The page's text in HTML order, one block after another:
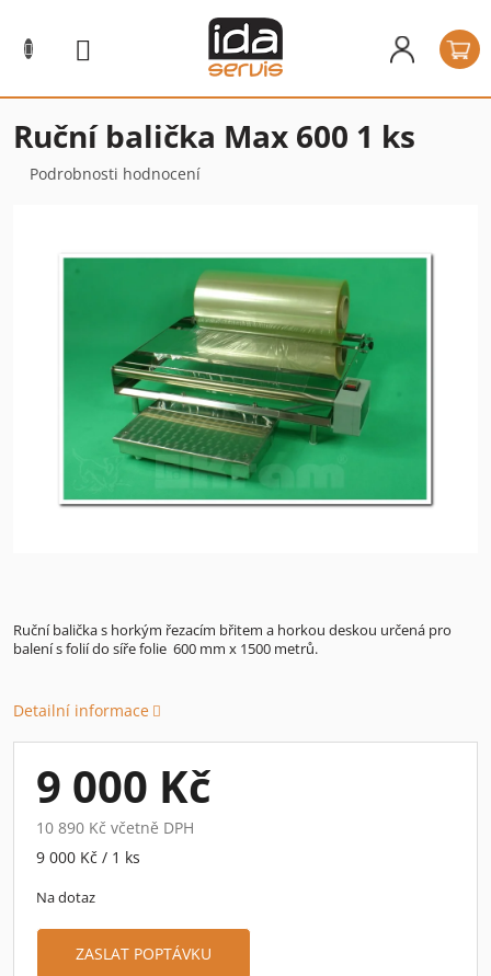
obsah
Ruční balička Max 600 1 ks
Průměrné
Podrobnosti hodnocení
Ruční balička s horkým řezacím břitem a horkou deskou určená pro
balení s folií do síře folie 600 mm x 1500 metrů.
Detailní informace
9 000 Kč
10 890 Kč včetně DPH
Měrná
9 000 Kč / 1 ks
Na dotaz
ZASLAT POPTÁVKU